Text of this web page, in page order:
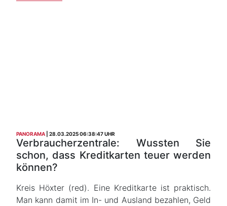
PANORAMA 28.03.2025 06:38:47 UHR
Verbraucherzentrale: Wussten Sie
schon, dass Kreditkarten teuer werden
können?
Kreis Höxter (red). Eine Kreditkarte ist praktisch.
Man kann damit im In- und Ausland bezahlen, Geld